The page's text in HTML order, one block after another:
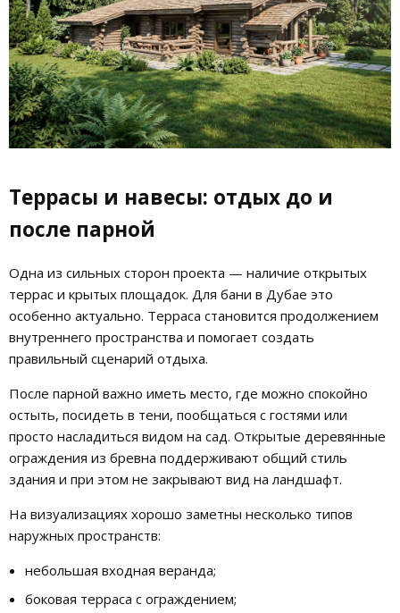
Террасы и навесы: отдых до и
после парной
Одна из сильных сторон проекта — наличие открытых
террас и крытых площадок. Для бани в Дубае это
особенно актуально. Терраса становится продолжением
внутреннего пространства и помогает создать
правильный сценарий отдыха.
После парной важно иметь место, где можно спокойно
остыть, посидеть в тени, пообщаться с гостями или
просто насладиться видом на сад. Открытые деревянные
ограждения из бревна поддерживают общий стиль
здания и при этом не закрывают вид на ландшафт.
На визуализациях хорошо заметны несколько типов
наружных пространств:
небольшая входная веранда;
боковая терраса с ограждением;